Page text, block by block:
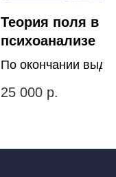
Теория поля в
психоанализе
По окончании
повышении
25 000 р.